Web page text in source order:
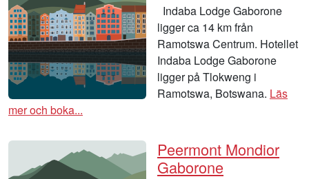
Indaba Lodge Gaborone
ligger ca 14 km från
Ramotswa Centrum. Hotellet
Indaba Lodge Gaborone
ligger på Tlokweng i
Ramotswa, Botswana. Läs
mer och boka...
Peermont Mondior
Gaborone